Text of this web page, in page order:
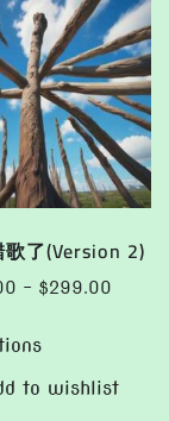
options
may
be
chosen
on
the
product
page
了(Version 2)
– $299.00
product
has
to wishlist